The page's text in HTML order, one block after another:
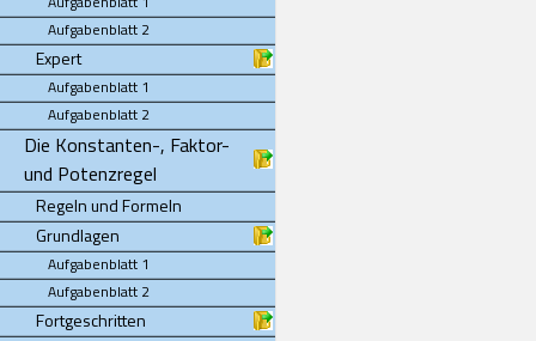
Aufgabenblatt 2
Expert
Aufgabenblatt 1
Aufgabenblatt 2
Die Konstanten-, Faktor-
und Potenzregel
Regeln und Formeln
Grundlagen
Aufgabenblatt 1
Aufgabenblatt 2
Fortgeschritten